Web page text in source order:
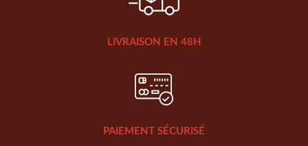
LIVRAISON EN 48H
PAIEMENT SÉCURISÉ